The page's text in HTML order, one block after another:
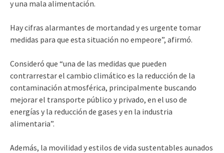
y una mala alimentación.
Hay cifras alarmantes de mortandad y es urgente tomar
medidas para que esta situación no empeore”, afirmó.
Consideró que “una de las medidas que pueden
contrarrestar el cambio climático es la reducción de la
contaminación atmosférica, principalmente buscando
mejorar el transporte público y privado, en el uso de
energías y la reducción de gases y en la industria
alimentaria”.
Además, la movilidad y estilos de vida sustentables aunados